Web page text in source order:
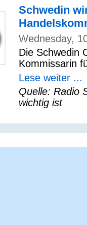
Schwedin
Wednesday,
Die Schwedin
Kommissarin
Lese weiter ...
Quelle: Radio
wichtig ist